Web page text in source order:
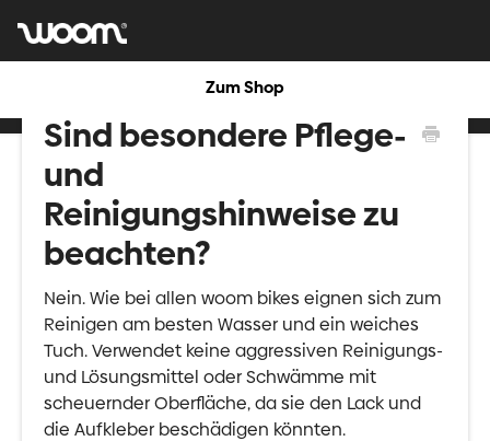
Zum Shop
Sind besondere Pflege-
und
Reinigungshinweise zu
beachten?
Nein. Wie bei allen woom bikes eignen sich zum
Reinigen am besten Wasser und ein weiches
Tuch. Verwendet keine aggressiven Reinigungs-
und Lösungsmittel oder Schwämme mit
scheuernder Oberfläche, da sie den Lack und
die Aufkleber beschädigen könnten.